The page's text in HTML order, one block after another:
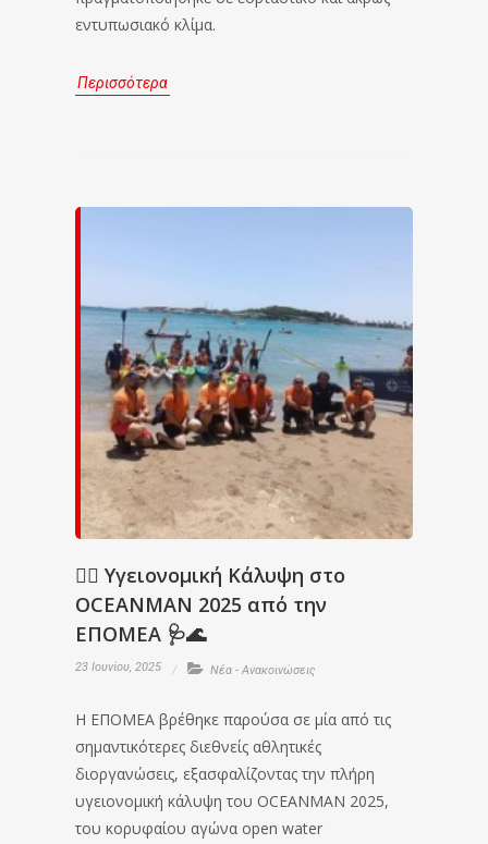
εντυπωσιακό κλίμα.
Περισσότερα
🏊‍♂️ Υγειονομική Κάλυψη στο
OCEANMAN 2025 από την
ΕΠΟΜΕΑ 🩺🌊
23 Ιουνίου, 2025 Νέα - Ανακοινώσεις
Η ΕΠΟΜΕΑ βρέθηκε παρούσα σε μία από τις
σημαντικότερες διεθνείς αθλητικές
διοργανώσεις, εξασφαλίζοντας την πλήρη
υγειονομική κάλυψη του OCEANMAN 2025,
του κορυφαίου αγώνα open water